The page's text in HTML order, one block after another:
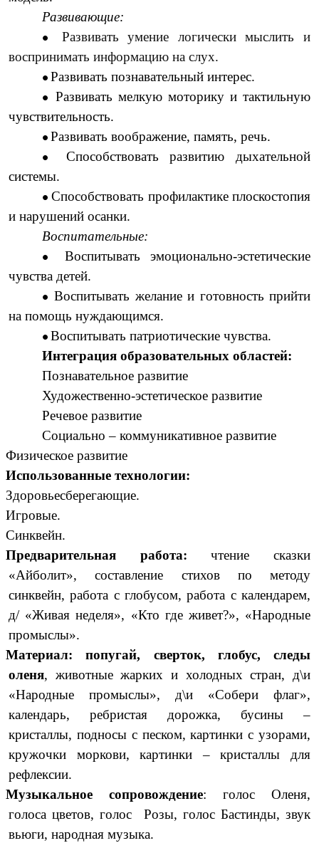
Развивающие:
Развивать умение логически мыслить и
воспринимать информацию на слух.
Развивать познавательный интерес.
Развивать мелкую моторику и тактильную
чувствительность.
Развивать воображение, память, речь.
Способствовать развитию дыхательной
системы.
Способствовать профилактике плоскостопия
и нарушений осанки.
Воспитательные:
Воспитывать эмоционально-эстетические
чувства детей.
Воспитывать желание и готовность прийти
на помощь нуждающимся.
Воспитывать патриотические чувства.
Интеграция образовательных областей:
Познавательное развитие
Художественно-эстетическое развитие
Речевое развитие
Социально – коммуникативное развитие
Физическое развитие
Использованные технологии:
Здоровьесберегающие.
Игровые.
Синквейн.
Предварительная работа:чтение сказки
«Айболит», составление стихов по методу
синквейн, работа с глобусом, работа с календарем,
д/ «Живая неделя», «Кто где живет?», «Народные
промыслы».
Материал: попугай, сверток, глобус, следы
оленя, животные жарких и холодных стран, д\и
«Народные промыслы», д\и «Собери флаг»,
календарь, ребристая дорожка, бусины –
кристаллы, подносы с песком, картинки с узорами,
кружочки моркови, картинки – кристаллы для
рефлексии.
Музыкальное сопровождение: голос Оленя,
голоса цветов, голос Розы, голос Бастинды, звук
вьюги, народная музыка.